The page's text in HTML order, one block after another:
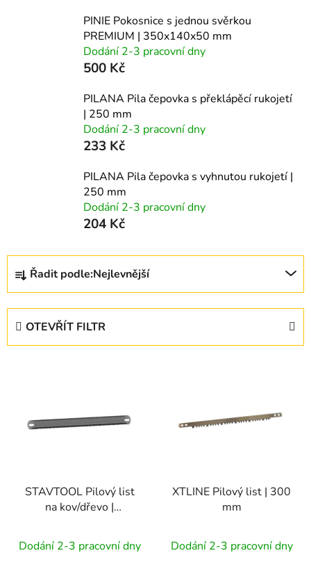
PINIE Pokosnice s jednou svěrkou
PREMIUM | 350x140x50 mm
Dodání 2-3 pracovní dny
500 Kč
PILANA Pila čepovka s překlápěcí rukojetí
| 250 mm
Dodání 2-3 pracovní dny
233 Kč
PILANA Pila čepovka s vyhnutou rukojetí |
250 mm
Dodání 2-3 pracovní dny
204 Kč
Ř
z
Řadit podle:Nejlevnější
OTEVŘÍT FILTR
STAVTOOL Pilový list
na kov/dřevo |
Dodání 2-3 pracovní dny
XTLINE Pilový list | 300
mm
Dodání 2-3 pracovní dny